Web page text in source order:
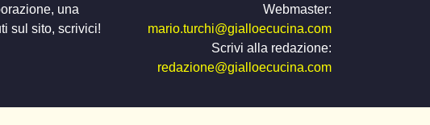
una
sul sito, scrivici!
Webmaster:
mario.turchi@gialloecucina.com
Scrivi alla redazione:
redazione@gialloecucina.com